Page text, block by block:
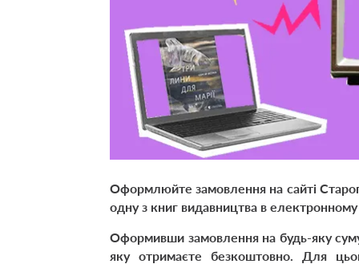
Оформлюйте замовлення на сайті
одну з книг видавництва в
Оформивши замовлення на будь-яку
яку отримаєте безкоштовно. Для